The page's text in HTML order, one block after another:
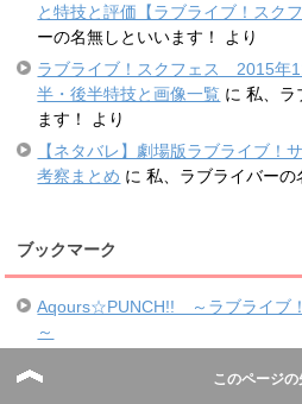
と特技と評価【ラブライブ！スクフ
ーの名無しといいます！
より
ラブライブ！スクフェス 2015年
半・後半特技と画像一覧 に私、ラ
ます！
より
【ネタバレ】劇場版ラブライブ！
考察まとめ に私、ラブライバーの
ブックマーク
Aqours☆PUNCH!! ～ラブライブ
～
このページの